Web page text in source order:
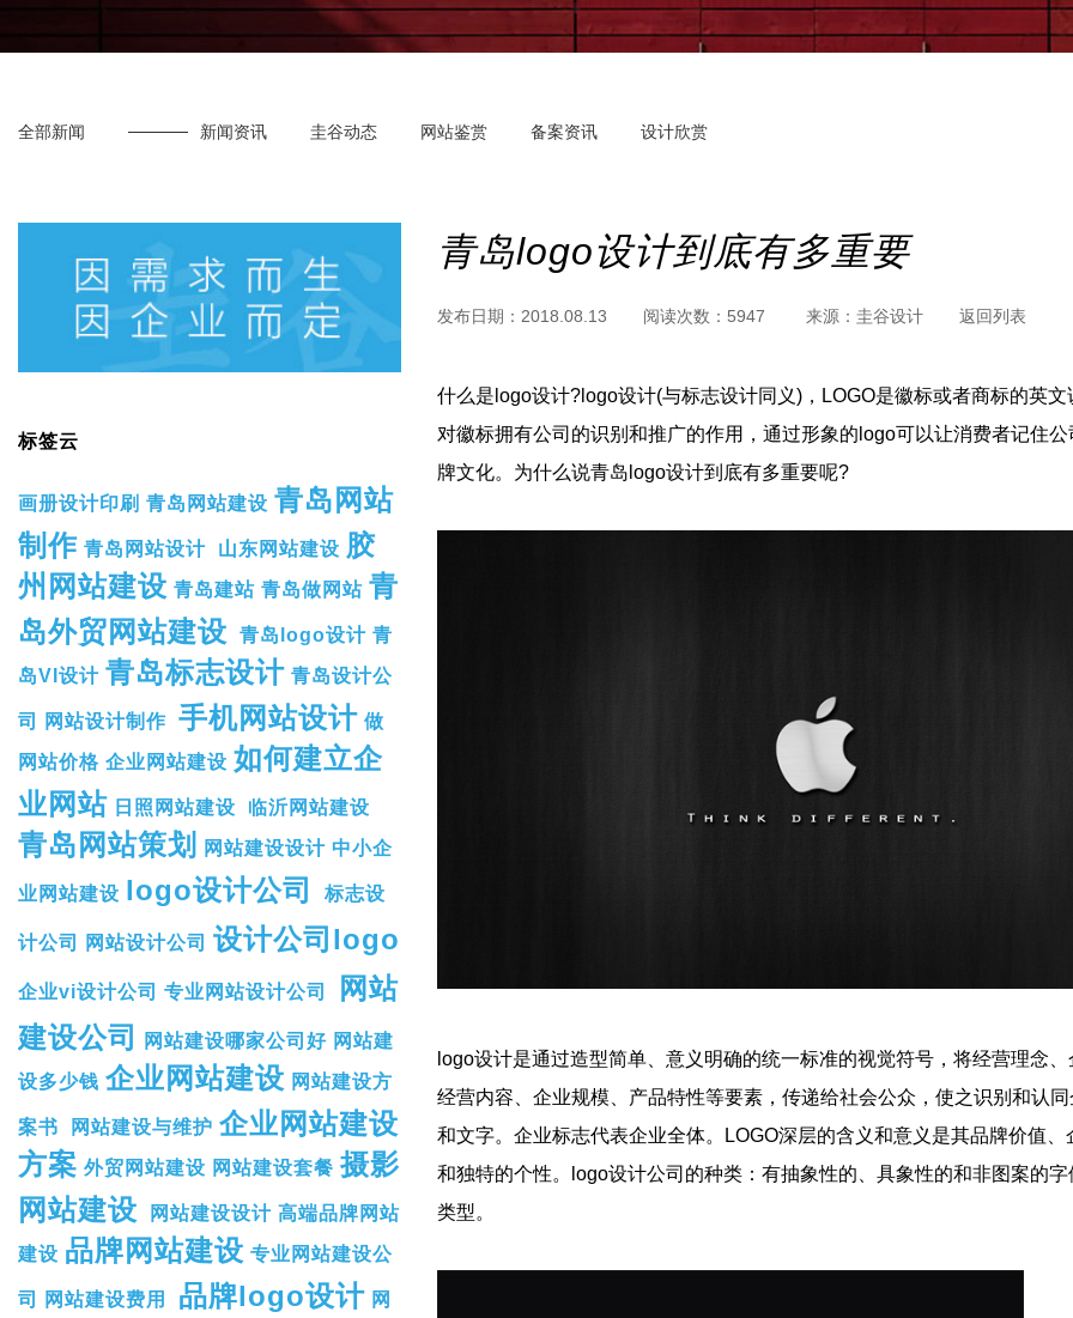
全部新闻 新闻资讯 圭谷动态 网站鉴赏 备案资讯 设计欣赏
标签云
画册设计印刷 青岛网站建设 青岛网站
制作 青岛网站设计 山东网站建设 胶
州网站建设 青岛建站 青岛做网站 青
岛外贸网站建设
青岛logo设计 青
岛VI设计 青岛标志设计 青岛设计公
司 网站设计制作 手机网站设计 做
网站价格 企业网站建设 如何建立企
业网站 日照网站建设 临沂网站建设
青岛网站策划 网站建设设计 中小企
业网站建设 logo设计公司 标志设
计公司 网站设计公司 设计公司logo
企业vi设计公司 专业网站设计公司
网站
建设公司
网站建设哪家公司好 网站建
设多少钱 企业网站建设 网站建设方
案书 网站建设与维护 企业网站建设
方案 外贸网站建设 网站建设套餐 摄影
网站建设
网站建设设计 高端品牌网站
建设 品牌网站建设 专业网站建设公
司 网站建设费用 品牌logo设计 网
青岛logo设计到底有多重要
发布日期： 2018.08.13 阅读次数： 5947 来源： 圭谷设计 返回列表
什么是logo设计?logo设计(与标志设计同义)，LOGO是徽标或者商标的英文
对徽标拥有公司的识别和推广的作用，通过形象的logo可以让消费者记住
牌文化。为什么说青岛logo设计到底有多重要呢?
logo设计是通过造型简单、意义明确的统一标准的视觉符号，将经营理念
经营内容、企业规模、产品特性等要素，传递给社会公众，使之识别和认
和文字。企业标志代表企业全体。LOGO深层的含义和意义是其品牌价值、
和独特的个性。
logo设计公司的种类：有抽象性的、具象性的和非图案的
类型。